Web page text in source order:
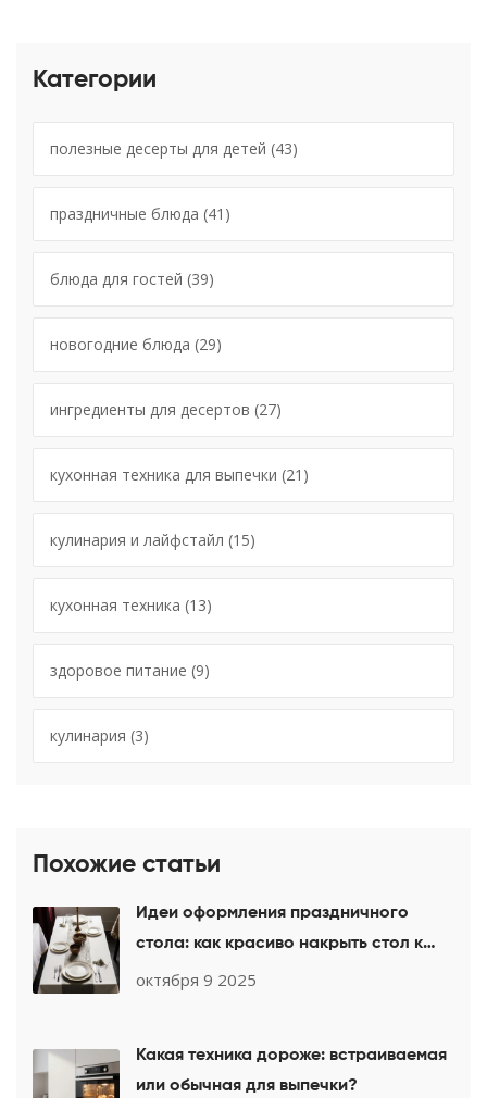
Категории
полезные десерты для детей (43)
праздничные блюда (41)
блюда для гостей (39)
новогодние блюда (29)
ингредиенты для десертов (27)
кухонная техника для выпечки (21)
кулинария и лайфстайл (15)
кухонная техника (13)
здоровое питание (9)
кулинария (3)
Похожие статьи
Идеи оформления праздничного
стола: как красиво накрыть стол к
любому торжеству
октября 9 2025
Какая техника дороже: встраиваемая
или обычная для выпечки?